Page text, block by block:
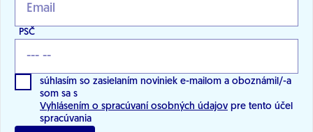
PSČ
súhlasím so zasielaním noviniek e-mailom a oboznámil/-a
som sa s
Vyhlásením o spracúvaní osobných údajov pre tento účel
spracúvania